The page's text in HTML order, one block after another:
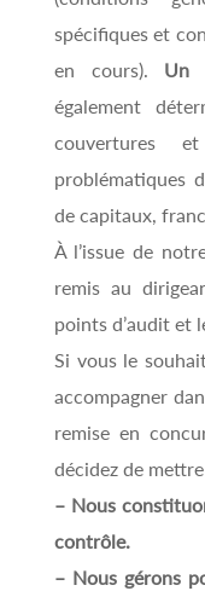
spécifiques et
en cours). Un
également
couvertures
problématiques
de capitaux,
À l’issue de
remis au
points d’audit et
Si vous le
accompagner
remise en
décidez de
– Nous
contrôle.
– Nous gérons